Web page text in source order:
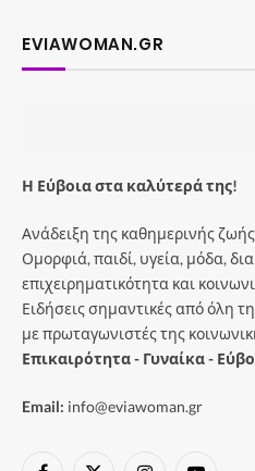
EVIAWOMAN.GR
Η Εύβοια στα καλύτερά της!
Ανάδειξη της καθημερινής
Ομορφιά, παιδί, υγεία, μόδα,
επιχειρηματικότητα και
Ειδήσεις σημαντικές από όλη
με πρωταγωνιστές της
Επικαιρότητα - Γυναίκα -
Email: info@eviawoman.gr